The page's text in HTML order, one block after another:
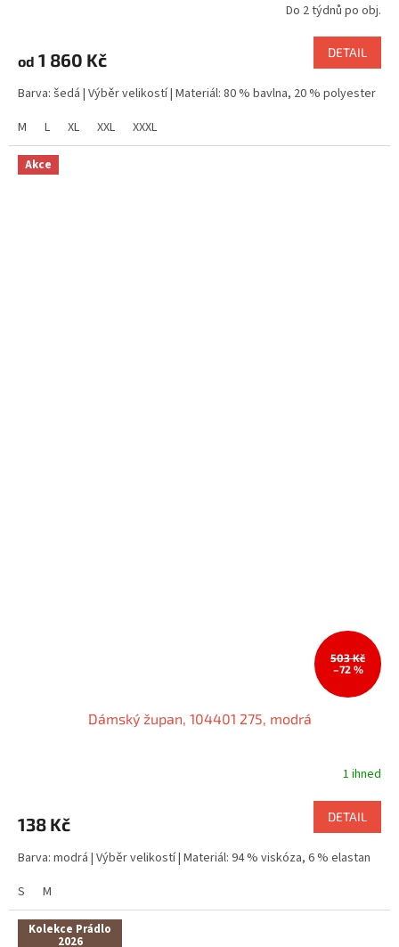
Do 2 týdnů po obj.
od 1 860 Kč DETAIL
Barva: šedá | Výběr velikostí | Materiál: 80 % bavlna, 20 % polyester
M
L XL XXL XXXL
Akce
503 Kč
–72 %
Dámský župan, 104401 275, modrá
1 ihned
138 Kč DETAIL
Barva: modrá | Výběr velikostí | Materiál: 94 % viskóza, 6 % elastan
S
M
Kolekce Prádlo
2026